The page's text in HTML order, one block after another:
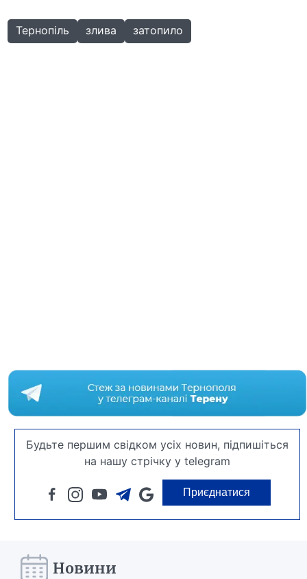
Тернопіль злива затопило
Будьте першим свідком усіх новин, підпишіться
на нашу стрічку у telegram
Приєднатися
Новини